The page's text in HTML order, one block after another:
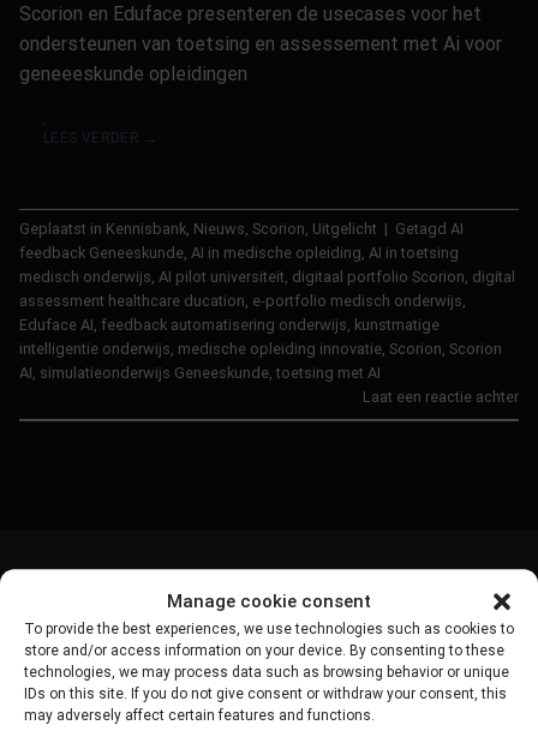
Manage cookie consent
To provide the best experiences, we use technologies such as cookies to
store and/or access information on your device. By consenting to these
technologies, we may process data such as browsing behavior or unique
IDs on this site. If you do not give consent or withdraw your consent, this
may adversely affect certain features and functions.
Scorion en Eduface presenteren de usecases voor het
ondersteunen van toetsing en assessement met Ai voor
geneeeskunde opleidingen
LEES VERDER →
Geplaatst in Kennisbank, Nieuws, Scorion, Uitgelicht | Getagd AI
feedback Geneeskunde, AI in medische opleiding, AI in toetsing
medisch onderwijs, AI pilot universiteit, digitaal portfolio Scorion, digital
assessment healthcare ducation, e-portfolio medisch onderwijs,
Eduface AI, feedback automatisering onderwijs, kunstmatige
intelligentie onderwijs, medische opleiding innovatie, Scorion, Scorion
AI, simulatieonderwijs Geneeskunde,toetsing met AI
Laat een reactie achter